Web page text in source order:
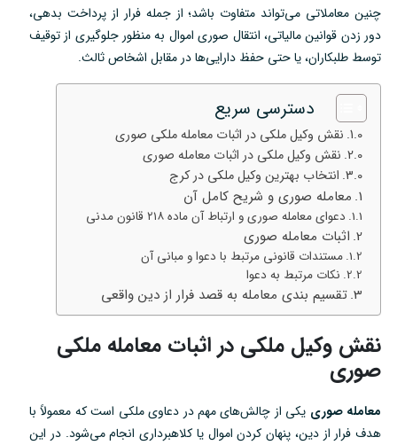
چنین معاملاتی می‌تواند متفاوت باشد؛ از جمله فرار از پرداخت بدهی،
دور زدن قوانین مالیاتی، انتقال صوری اموال به منظور جلوگیری از توقیف
توسط طلبکاران، یا حتی حفظ دارایی‌ها در مقابل اشخاص ثالث.
دسترسی سریع
نقش وکیل ملکی در اثبات معامله ملکی صوری
نقش وکیل ملکی در اثبات معامله صوری
انتخاب بهترین وکیل ملکی در کرج
معامله صوری و شریح کامل آن
دعوای معامله صوری و ارتباط آن ماده ۲۱۸ قانون مدنی
اثبات معامله صوری
مستندات قانونی مرتبط با دعوا و مبانی آن
نکات مرتبط به دعوا
تقسیم بندی معامله به قصد فرار از دین واقعی
نقش وکیل ملکی در اثبات معامله ملکی
صوری
معامله صوری یکی از چالش‌های مهم در دعاوی ملکی است که معمولاً با
هدف فرار از دین، پنهان کردن اموال یا کلاهبرداری انجام می‌شود. در این